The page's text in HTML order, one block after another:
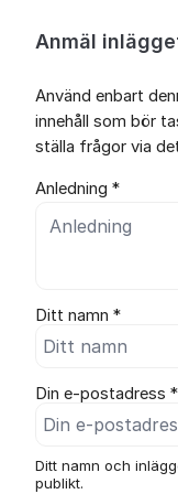
Anmäl
Använd enbart
innehåll som bör
ställa frågor via
Anledning *
Ditt namn *
Din e-postadress *
Ditt namn och
publikt.